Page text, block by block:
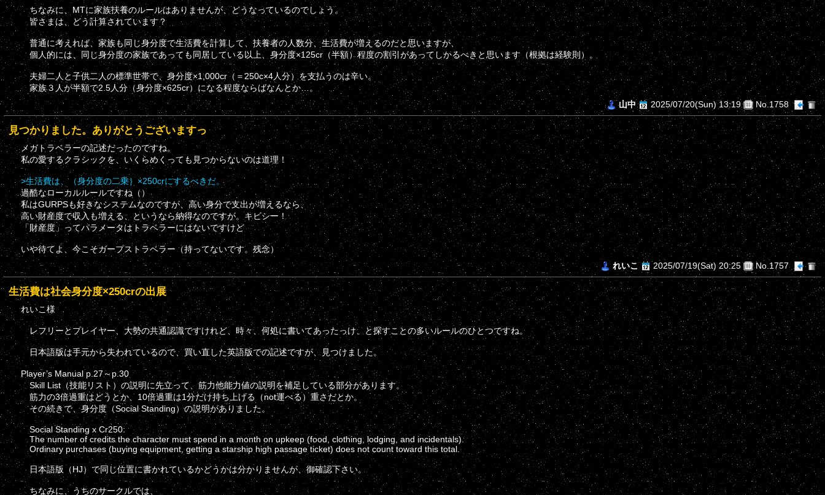
ちなみに、MTに家族扶養のルールはありませんが、どうなっているのでしょう。
皆さまは、どう計算されています？
普通に考えれば、家族も同じ身分度で生活費を計算して、扶養者の人数分、生活費が増えるのだと思いますが、
個人的には、同じ身分度の家族であっても同居している以上、身分度×125cr（半額）程度の割引があってしかるべきと思います（根拠は経験則）。
夫婦二人と子供二人の標準世帯で、身分度×1,000cr（＝250c×4人分）を支払うのは辛い。
家族３人が半額で2.5人分（身分度×625cr）になる程度ならばなんとか…。
山中
2025/07/20(Sun) 13:19 No.1758
見つかりました。ありがとうございますっ
メガトラベラーの記述だったのですね。
私の愛するクラシックを、いくらめくっても見つからないのは道理！
>生活費は、（身分度の二乗｝×250crにするべきだ。
過酷なローカルルールですね（）
私はGURPSも好きなシステムなのですが、高い身分で支出が増えるなら、
高い財産度で収入も増える、というなら納得なのですが。キビシー！
「財産度」ってパラメータはトラベラーにはないですけど
いや待てよ、今こそガープストラベラー（持ってないです。残念）
れいこ
2025/07/19(Sat) 20:25 No.1757
生活費は社会身分度×250crの出展
れいこ様
レフリーとプレイヤー、大勢の共通認識ですけれど、時々、何処に書いてあったっけ、と探すことの多いルールのひとつですね。
日本語版は手元から失われているので、買い直した英語版での記述ですが、見つけました。
Player’s Manual p.27～p.30
Skill List（技能リスト）の説明に先立って、筋力他能力値の説明を補足している部分があります。
筋力の3倍過重はどうとか、10倍過重は1分だけ持ち上げる（not運べる）重さだとか。
その続きで、身分度（Social Standing）の説明がありました。
Social Standing x Cr250:
The number of credits the character must spend in a month on upkeep (food, clothing, lodging, and incidentals).
Ordinary purchases (buying equipment, getting a starship high passage ticket) does not count toward this total.
日本語版（HJ）で同じ位置に書かれているかどうかは分かりませんが、御確認下さい。
ちなみに、うちのサークルでは、